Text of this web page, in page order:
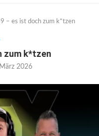
– es ist doch zum k*tzen
zum k*tzen
2026